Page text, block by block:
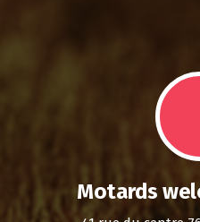
Motards